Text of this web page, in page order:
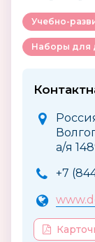
а/я
+7